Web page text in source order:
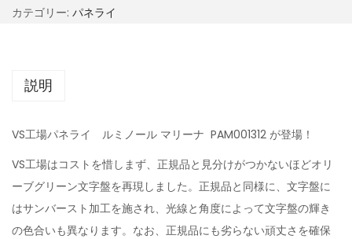
カテゴリー: パネライ
説明
VS工場パネライ ルミノール マリーナ PAM001312 が登場！
VS工場はコストを惜しまず、正規品と見分けがつかないほどオリ
ーブグリーン文字盤を再現しました。正規品と同様に、文字盤に
はサンバースト加工を施され、光線と角度によって文字盤の輝き
の色合いも異なります。なお、正規品にも劣らない頑丈さを確保